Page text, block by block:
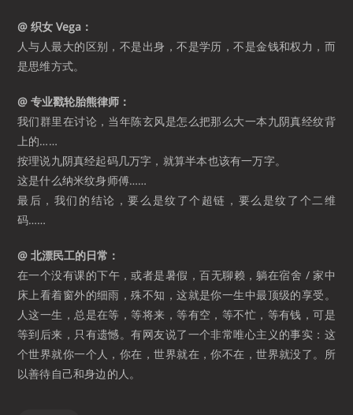
@ 织女 Vega：
人与人最大的区别，不是出身，不是学历，不是金钱和权力，而
是思维方式。
@ 专业戳轮胎熊律师：
我们群里在讨论，当年陈玄风是怎么把那么大一本九阴真经纹背
上的……
按理说九阴真经起码几万字，就算半本也该有一万字。
这是什么纳米纹身师傅……
最后，我们的结论，要么是纹了个超链，要么是纹了个二维
码……
@ 北漂民工的日常：
在一个没有课的下午，或者是暑假，百无聊赖，躺在宿舍 / 家中
床上看着窗外的细雨，殊不知，这就是你一生中最顶级的享受。
人这一生，总是在等，等将来，等有空，等不忙，等有钱，可是
等到后来，只有遗憾。有网友说了一个非常唯心主义的事实：这
个世界就你一个人，你在，世界就在，你不在，世界就没了。所
以善待自己和身边的人。